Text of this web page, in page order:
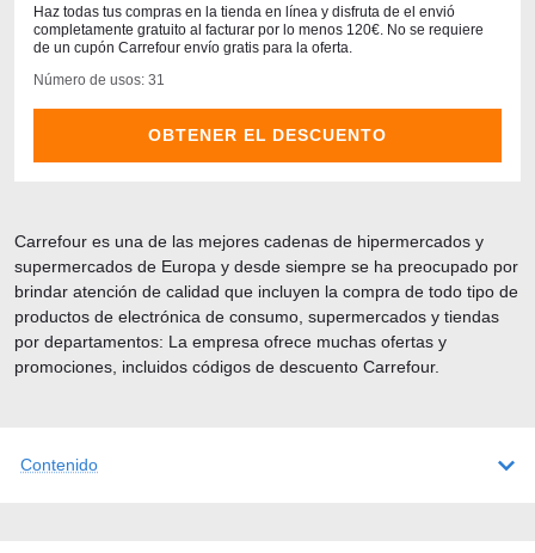
Haz todas tus compras en la tienda en línea y disfruta de el envió
completamente gratuito al facturar por lo menos 120€. No se requiere
de un cupón Carrefour envío gratis para la oferta.
Número de usos: 31
OBTENER EL DESCUENTO
Contenido
Carrefour es una de las mejores cadenas de hipermercados y
supermercados de Europa y desde siempre se ha preocupado por
brindar atención de calidad que incluyen la compra de todo tipo de
productos de electrónica de consumo, supermercados y tiendas
por departamentos: La empresa ofrece muchas ofertas y
promociones, incluidos códigos de descuento Carrefour.